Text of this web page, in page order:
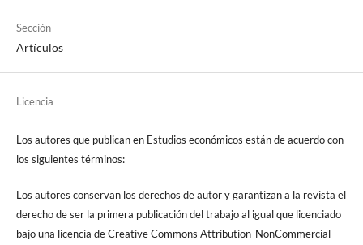
Sección
Artículos
Licencia
Los autores que publican en Estudios económicos están de acuerdo con
los siguientes términos:
Los autores conservan los derechos de autor y garantizan a la revista el
derecho de ser la primera publicación del trabajo al igual que licenciado
bajo una licencia de Creative Commons Attribution-NonCommercial